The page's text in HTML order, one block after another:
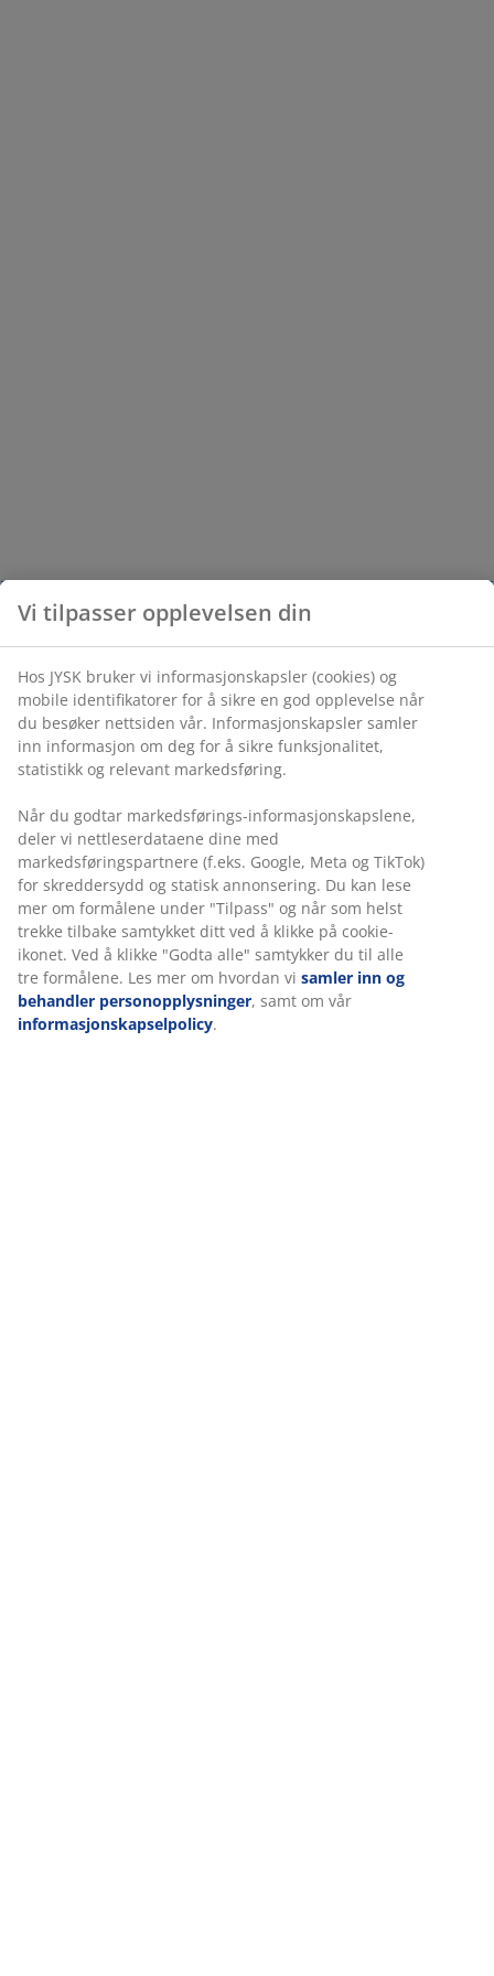
Vi tilpasser opplevelsen din
Hos JYSK bruker vi informasjonskapsler (cookies) og
mobile identifikatorer for å sikre en god opplevelse når
du besøker nettsiden vår. Informasjonskapsler samler
inn informasjon om deg for å sikre funksjonalitet,
statistikk og relevant markedsføring.
Når du godtar markedsførings-informasjonskapslene,
deler vi nettleserdataene dine med
markedsføringspartnere (f.eks. Google, Meta og TikTok)
for skreddersydd og statisk annonsering. Du kan lese
mer om formålene under "Tilpass" og når som helst
trekke tilbake samtykket ditt ved å klikke på cookie-
ikonet. Ved å klikke "Godta alle" samtykker du til alle
tre formålene. Les mer om hvordan vi samler inn og
behandler personopplysninger, samt om vår
informasjonskapselpolicy.